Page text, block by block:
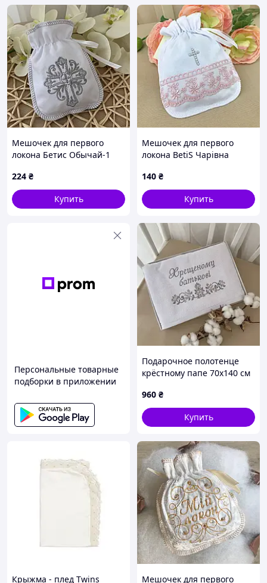
Мешочек для первого
локона Бетис Обычай-1
Серебряный 27685259
224 ₴
Купить
Мешочек для первого
локона BetiS Чарівна
Белый/Пудровый 13х16 см
27687156
140 ₴
Купить
Персональные товарные
подборки в приложении
Подарочное полотенце
крёстному папе 70х140 см
960 ₴
Купить
Крыжма - плед Twins
Мешочек для первого